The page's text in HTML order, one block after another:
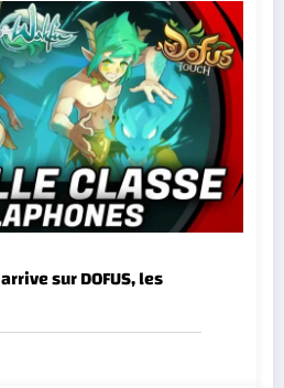
sur DOFUS, les